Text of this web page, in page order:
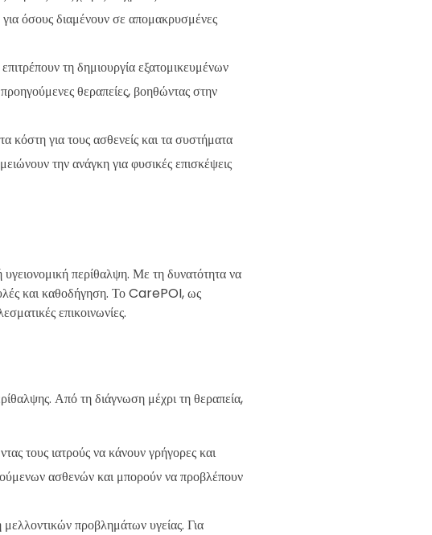
για όσους διαμένουν σε απομακρυσμένες
τη δημιουργία εξατομικευμένων
θεραπείες, βοηθώντας στην
κόστη για τους ασθενείς και τα συστήματα
την ανάγκη για φυσικές επισκέψεις
υγειονομική περίθαλψη. Με τη δυνατότητα να
και καθοδήγηση. Το CarePOI, ως
επικοινωνίες.
Από τη διάγνωση μέχρι τη θεραπεία,
τους ιατρούς να κάνουν γρήγορες και
ασθενών και μπορούν να προβλέπουν
προβλημάτων υγείας. Για